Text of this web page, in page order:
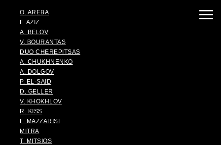
O. AREBA
F. AZIZ
A. BELOV
V. BOURANTAS
DUO CHEREPITSAS
A. CHUKHNENKO
A. DOLGOV
P. EL-SAID
D. GELLER
V. KHOKHLOV
R. KISS
F. MAZZARISI
MITRA
T. MITSIOS